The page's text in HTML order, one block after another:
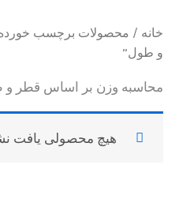
خانه / محصولات برچسب
و طول”
محاسبه وزن بر اساس قطر
هیچ محصولی یافت